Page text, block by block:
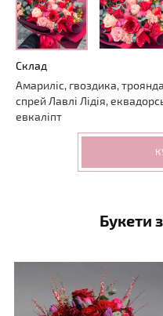
Склад
Амариліс, гвоздика,
спрей Лавлі Лідія,
евкаліпт
Букети з